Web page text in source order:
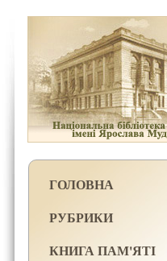
ГОЛОВНА
РУБРИКИ
КНИГА ПАМ'ЯТІ